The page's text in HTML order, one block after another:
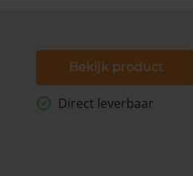
Bekijk product
Direct leverbaar